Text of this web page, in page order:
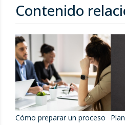
Contenido
Cómo preparar un proceso